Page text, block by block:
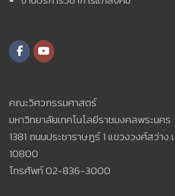
คณะวิศวกรรมศาสตร์
มหาวิทยาลัยเทคโนโลยีราชมงคลพระนคร
1381 ถนนประชาราษฎร์ 1 แขวงวงศ์สว่าง
10800
โทรศัพท์ 02-836-3000